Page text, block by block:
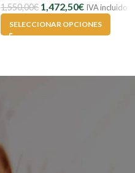
1,550,00€ 1,472,50€ IVA incluido
SELECCIONAR OPCIONES